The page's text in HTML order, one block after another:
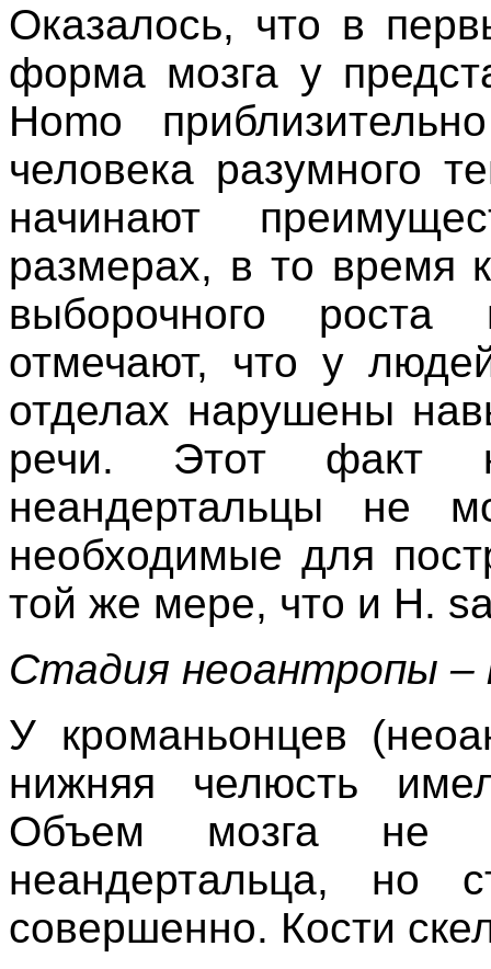
Оказалось, что в
форма мозга у
Homo
человека разумного
начинают
размерах, в то время
выборочного
отмечают, что у
отделах нарушены
речи. Этот факт
неандертальцы не
необходимые для
той же мере, что и H.
Стадия неоантропы –
У кроманьонцев
нижняя челюсть
Объем мозга не
неандертальца, но
совершенно. Кости